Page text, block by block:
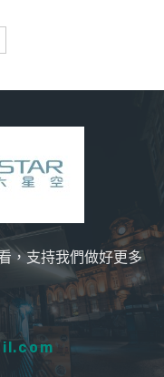
，支持我們做好更多